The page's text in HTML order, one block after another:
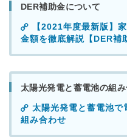
DER補助金について
【2021年度最新版】
金額を徹底解説【DER補
太陽光発電と蓄電池の組
太陽光発電と蓄電池で
組み合わせ